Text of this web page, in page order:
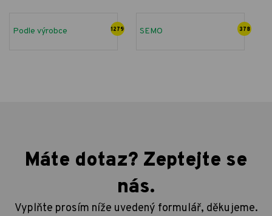
Podle výrobce 1279 SEMO 378
Máte dotaz? Zeptejte se
nás.
Vyplňte prosím níže uvedený formulář, děkujeme.